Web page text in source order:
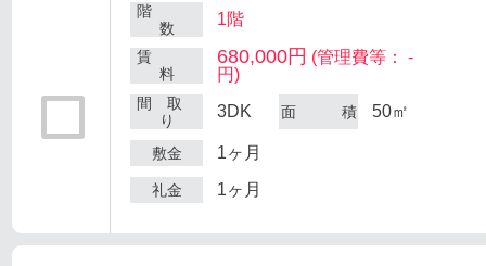
階
数
1階
賃
料
680,000円 (管理費等： -
円)
間 取
り
3DK 面 積 50㎡
敷金 1ヶ月
礼金 1ヶ月